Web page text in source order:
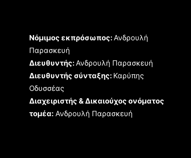
Νόμιμος εκπρόσωπος:Ανδρουλή
Παρασκευή
Διευθυντής:Ανδρουλή Παρασκευή
Διευθυντής σύνταξης: Καρύπης
Οδυσσέας
Διαχειριστής & Δικαιούχος ονόματος
τομέα: Ανδρουλή Παρασκευή